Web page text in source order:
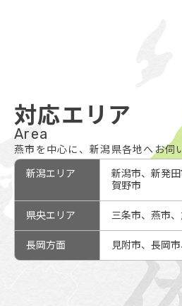
対応エリア
Area
燕市を中心に、新潟県各地へお伺
新潟エリア
新潟市、新発
賀野市
県央エリア 三条市、燕市
長岡方面 見附市、長岡